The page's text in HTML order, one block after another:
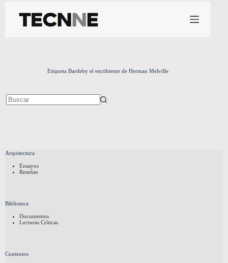
contenido
Etiqueta Bartleby el escribiente de Herman Melville
Arquitectura
Ensayos
Reseñas
Biblioteca
Documentos
Lecturas Críticas
Contextos